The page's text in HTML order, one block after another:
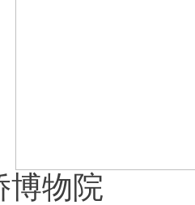
博物院